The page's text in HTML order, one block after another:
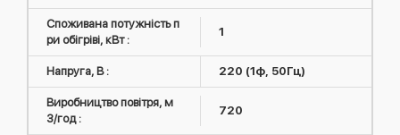
Споживана потужність п
ри обігріві, кВт :
1
Напруга, В : 220 (1ф, 50Гц)
Виробництво повітря, м
3/год :
720